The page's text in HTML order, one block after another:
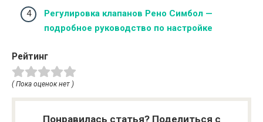
Регулировка клапанов Рено Симбол —
подробное руководство по настройке
Рейтинг
( Пока оценок нет )
Понравилась статья? Поделиться с